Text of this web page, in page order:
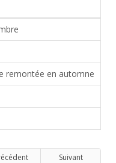
remontée en automne
Suivant